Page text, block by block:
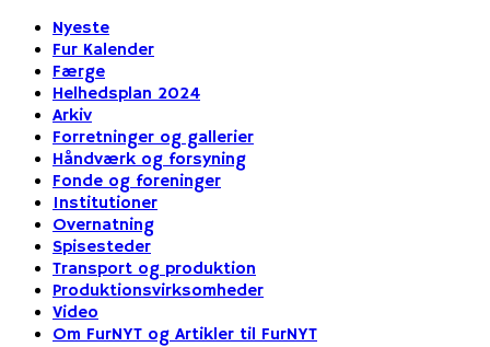
Nyeste
Fur Kalender
Færge
Helhedsplan 2024
Arkiv
Forretninger og gallerier
Håndværk og forsyning
Fonde og foreninger
Institutioner
Overnatning
Spisesteder
Transport og produktion
Produktionsvirksomheder
Video
Om FurNYT og Artikler til FurNYT